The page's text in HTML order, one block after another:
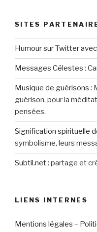
SITES
Humour sur Twitter
Messages Célestes :
Musique de guérisons :
guérison, pour la
pensées.
Signification spirituelle
symbolisme, leurs
Subtil.net: partage et
LIENS INTERNES
Mentions légales –